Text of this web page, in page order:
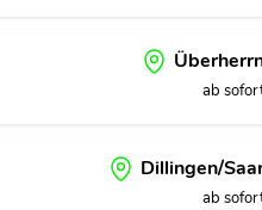
ab
Dillingen/
ab